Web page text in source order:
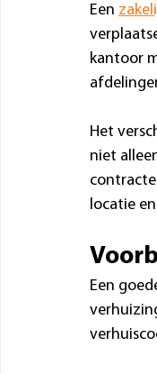
Een
kantoor
Het
niet
locatie
Een